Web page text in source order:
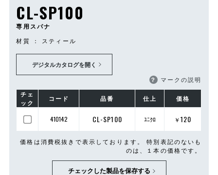
CL-SP100
専用スパナ
材質 ： スティール
デジタルカタログを開く
？ マークの説明
チェ
ック
コード 品番 仕上 価格
410142 CL-SP100 ﾕﾆｸﾛ ￥120
価格は消費税抜きで表示しております。 特別表記のないも
のは、１本の価格です。
チェックした製品を保存する